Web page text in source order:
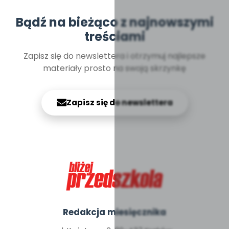
Bądź na bieżąco z najnowszymi
treściami
Zapisz się do newslettera i otrzymuj najlepsze
materiały prosto na swoją skrzynkę
Zapisz się do newslettera
Redakcja miesięcznika